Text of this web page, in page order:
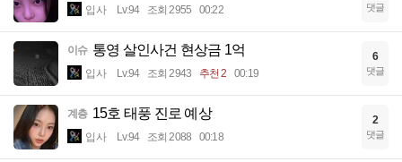
입사 Lv.94 조회 2955 00:22 댓글
이슈 통영 살인사건 현상금 1억
입사 Lv.94 조회 2943 추천 2 00:19
6
댓글
계층 15호 태풍 진로 예상
입사 Lv.94 조회 2088 00:18
2
댓글